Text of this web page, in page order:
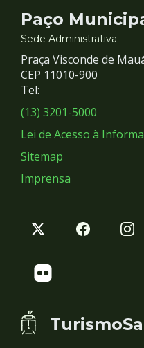
Contato
e
Redes
Sociais
Paço
Sede Administrativa
Praça Visconde de
CEP 11010-900
Tel:
(13) 3201-5000
Lei de Acesso à
Sitemap
Imprensa